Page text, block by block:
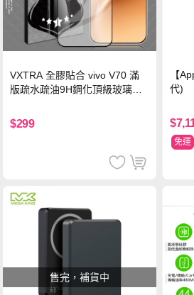
VXTRA 全膠貼合 vivo V70 滿
版疏水疏油9H鋼化頂級玻璃貼
$299
【
代)
免運
售完，補貨中